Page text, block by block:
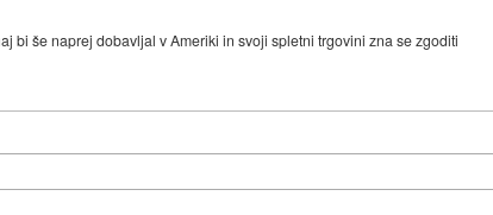
bi še naprej dobavljal v Ameriki in svoji spletni trgovini zna se zgoditi